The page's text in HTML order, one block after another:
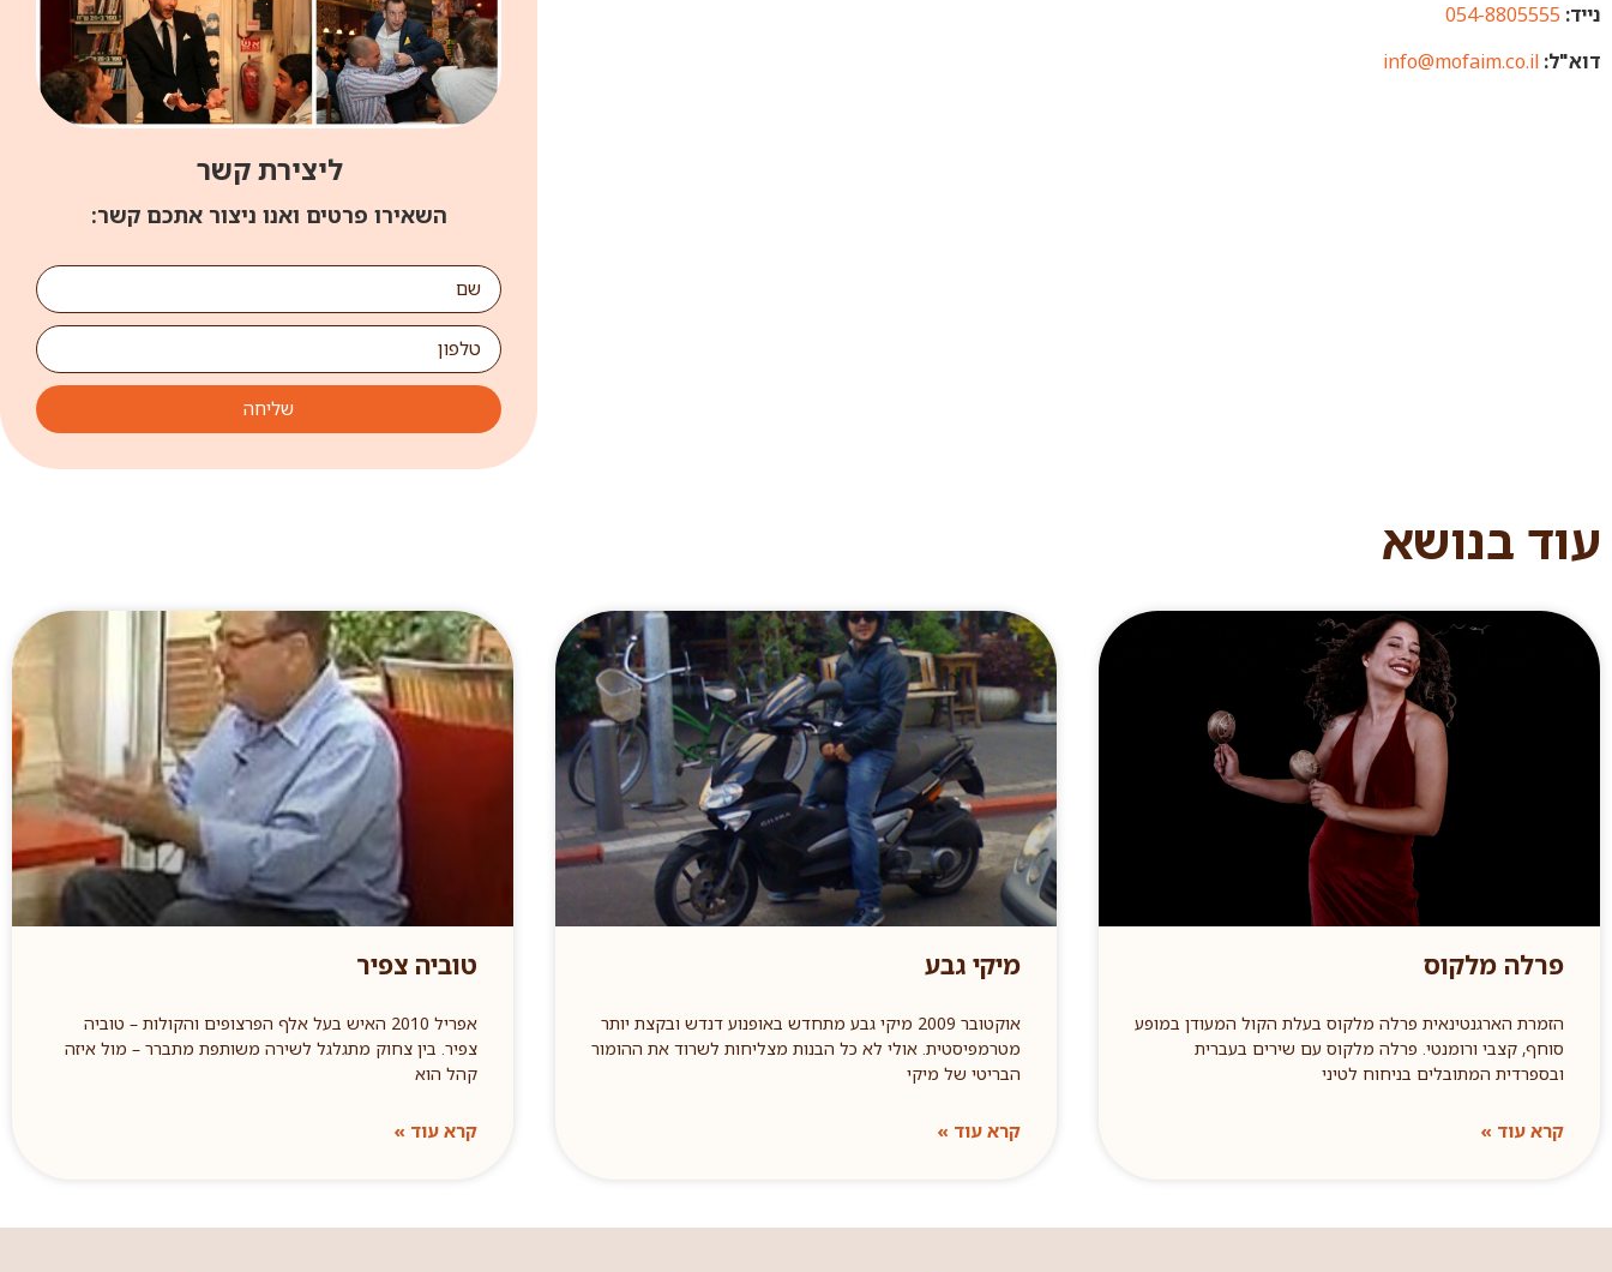
נייד: 054-8805555
דוא"ל: info@mofaim.co.il
ליצירת קשר
השאירו פרטים ואנו ניצור אתכם קשר:
שליחה
עוד בנושא
פרלה מלקוס
הזמרת הארגנטינאית פרלה מלקוס בעלת הקול המעודן במופע
סוחף, קצבי ורומנטי. פרלה מלקוס עם שירים בעברית
ובספרדית המתובלים בניחוח לטיני
קרא עוד »
מיקי גבע
אוקטובר 2009 מיקי גבע מתחדש באופנוע דנדש ובקצת יותר
מטרמפיסטית. אולי לא כל הבנות מצליחות לשרוד את ההומור
הבריטי של מיקי
קרא עוד »
טוביה צפיר
אפריל 2010 האיש בעל אלף הפרצופים והקולות – טוביה
צפיר. בין צחוק מתגלגל לשירה משותפת מתברר – מול איזה
קהל הוא
קרא עוד »